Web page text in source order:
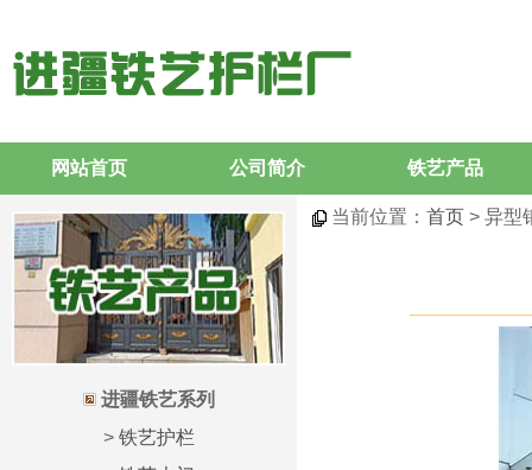
网站首页 公司简介 铁艺产品
进疆铁艺系列
> 铁艺护栏
当前位置： 首页 > 异型